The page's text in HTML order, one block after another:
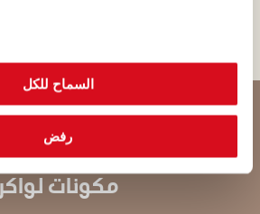
السماح للكل
رفض
مكونات لواكر